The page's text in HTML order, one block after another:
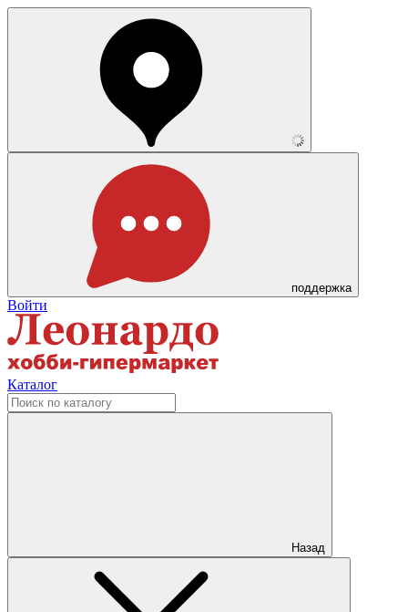
поддержка
Войти
Каталог
Назад